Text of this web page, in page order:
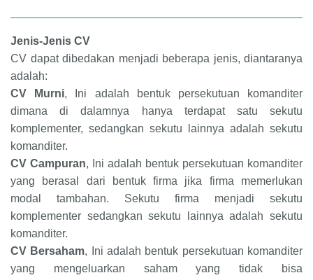
Jenis-Jenis CV
CV dapat dibedakan menjadi beberapa jenis, diantaranya
adalah:
CV Murni, Ini adalah bentuk persekutuan komanditer
dimana di dalamnya hanya terdapat satu sekutu
komplementer, sedangkan sekutu lainnya adalah sekutu
komanditer.
CV Campuran, Ini adalah bentuk persekutuan komanditer
yang berasal dari bentuk firma jika firma memerlukan
modal tambahan. Sekutu firma menjadi sekutu
komplementer sedangkan sekutu lainnya adalah sekutu
komanditer.
CV Bersaham, Ini adalah bentuk persekutuan komanditer
yang mengeluarkan saham yang tidak bisa